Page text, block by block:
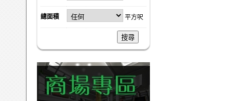
總面積 平方呎
搜尋